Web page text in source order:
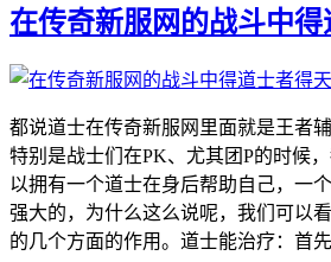
在传奇新服网的战斗中
都说道士在传奇新服网里面就是王者
特别是战士们在PK、尤其团P的时候
以拥有一个道士在身后帮助自己，一
强大的，为什么这么说呢，我们可以
的几个方面的作用。道士能治疗：首